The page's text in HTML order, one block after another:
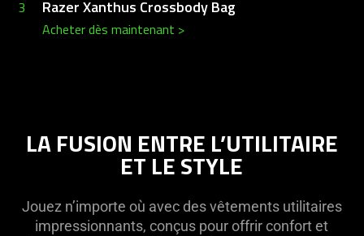
3 Razer Xanthus Crossbody Bag
Acheter dès maintenant >
LA FUSION ENTRE L’UTILITAIRE
ET LE STYLE
Jouez n’importe où avec des vêtements utilitaires
impressionnants, conçus pour offrir confort et